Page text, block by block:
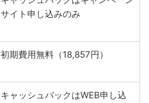
サイト申し込みのみ
初期費用無料（18,857円）
キャッシュバックはWEB申し込